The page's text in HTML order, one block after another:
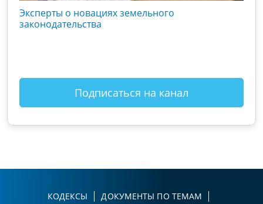
Эксперты о новациях земельного
законодательства
Подписаться на канал
КОДЕКСЫ
ДОКУМЕНТЫ ПО ТЕМАМ